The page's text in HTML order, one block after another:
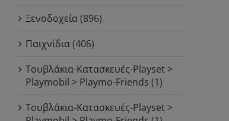
Ξενοδοχεία(896)
Παιχνίδια(406)
Τουβλάκια-Κατασκευές-Playset >
Playmobil > Playmo-Friends (1)
Τουβλάκια-Κατασκευές-Playset >